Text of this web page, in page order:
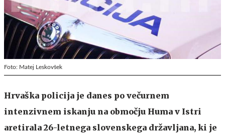
Foto: Matej Leskovšek
Hrvaška policija je danes po večurnem
intenzivnem iskanju na območju Huma v Istri
aretirala 26-letnega slovenskega državljana, ki je